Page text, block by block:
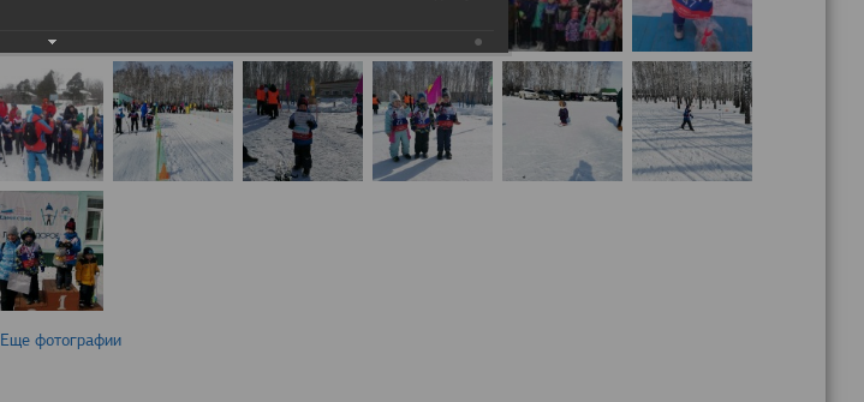
Еще фотографии